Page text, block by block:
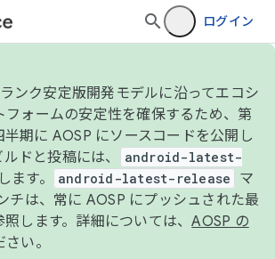
ログイン
ンク安定版開発モデルに沿ってエコシ
フォームの安定性を確保するため、第
期に AOSP にソースコードを公開し
ドと投稿には、
android-latest-
ます。 android-latest-release
マ
チは、常に AOSP にプッシュされた最
します。詳細については、AOSP の
い。